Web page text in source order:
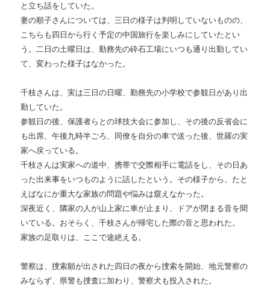
と立ち話をしていた。
妻の順子さんについては、三日の様子は判明していないものの、
こちらも四日から行く予定の中国旅行を楽しみにしていたとい
う。二日の土曜日は、勤務先の砕石工場にいつも通り出勤してい
て、変わった様子はなかった。
千枝さんは、実は三日の日曜、勤務先の小学校で参観日があり出
勤していた。
参観日の後、保護者らとの球技大会に参加し、その後の反省会に
も出席、午後九時半ごろ、同僚を自分の車で送った後、世羅の実
家へ戻っている。
千枝さんは実家への道中、携帯で交際相手に電話をし、その日あ
った出来事をいつものように話したという。その様子から、たと
えばなにか重大な家族の問題や悩みは窺えなかった。
深夜近く、隣家の人が山上家に車が止まり、ドアが閉まる音を聞
いている。おそらく、千枝さんが帰宅した際の音と思われた。
家族の足取りは、ここで途絶える。
警察は、捜索願が出された四日の夜から捜索を開始、地元警察の
みならず、県警も捜査に加わり、警察犬も投入された。